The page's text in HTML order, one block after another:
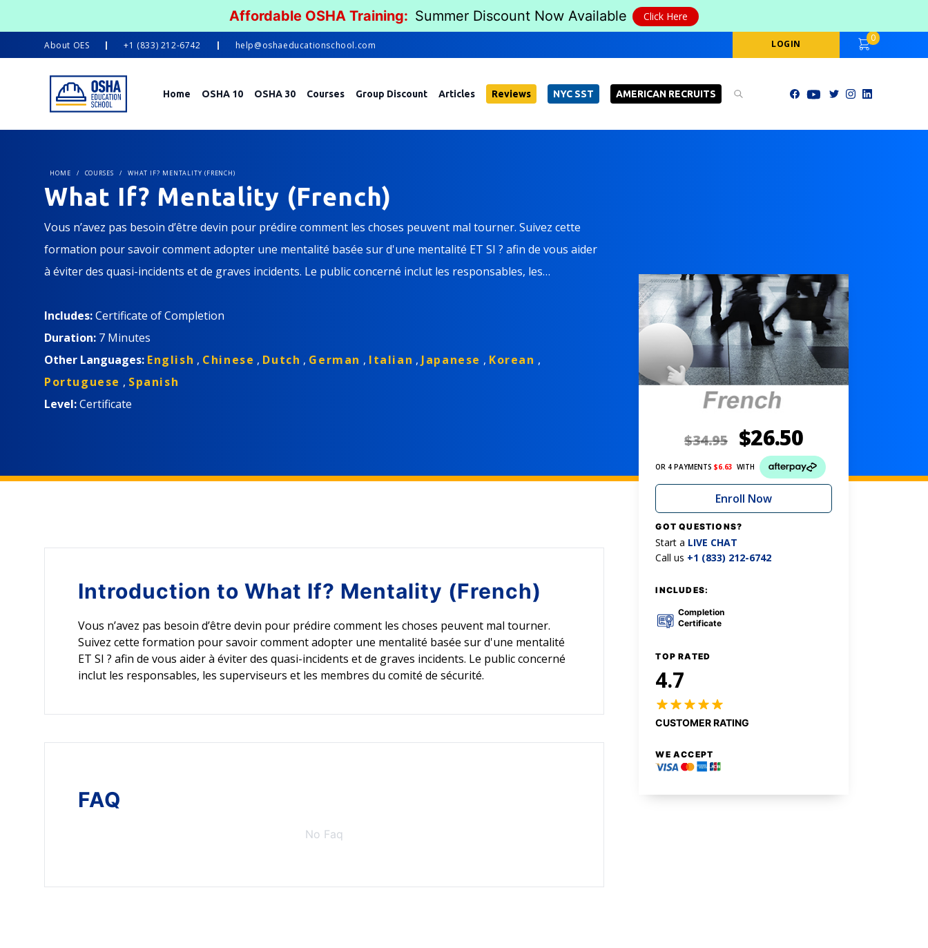
Affordable OSHA Training: Summer Discount Now Available Click Here
About OES +1 (833) 212-6742 help@oshaeducationschool.com LOGIN
0
Home OSHA 10 OSHA 30 Courses Group Discount Articles Reviews NYC SST AMERICAN RECRUITS
HOME / COURSES / WHAT IF? MENTALITY (FRENCH)
What If? Mentality (French)
Vous n’avez pas besoin d’être devin pour prédire comment les choses peuvent mal tourner. Suivez cette
formation pour savoir comment adopter une mentalité basée sur d'une mentalité ET SI ? afin de vous aider
à éviter des quasi-incidents et de graves incidents. Le public concerné inclut les responsables, les
Includes:Certificate of Completion
Duration: 7 Minutes
Other Languages: English , Chinese , Dutch , German , Italian , Japanese , Korean ,
Portuguese , Spanish
Level:Certificate
Introduction to What If? Mentality (French)
Vous n’avez pas besoin d’être devin pour prédire comment les choses peuvent mal tourner.
Suivez cette formation pour savoir comment adopter une mentalité basée sur d'une mentalité
ET SI ? afin de vous aider à éviter des quasi-incidents et de graves incidents. Le public concerné
inclut les responsables, les superviseurs et les membres du comité de sécurité.
FAQ
No Faq
$34.95 $26.50
OR 4 PAYMENTS$6.63 WITH
Enroll Now
GOT QUESTIONS?
Start a LIVE CHAT
Call us +1 (833) 212-6742
INCLUDES:
Completion
Certificate
TOP RATED
4.7
CUSTOMER RATING
WE ACCEPT